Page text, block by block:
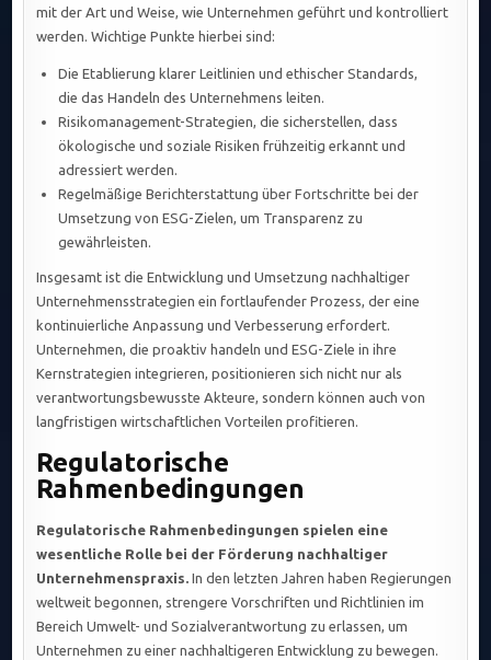
mit der Art und Weise, wie Unternehmen geführt und kontrolliert
werden. Wichtige Punkte hierbei sind:
Die Etablierung klarer Leitlinien und ethischer Standards,
die das Handeln des Unternehmens leiten.
Risikomanagement-Strategien, die sicherstellen, dass
ökologische und soziale Risiken frühzeitig erkannt und
adressiert werden.
Regelmäßige Berichterstattung über Fortschritte bei der
Umsetzung von ESG-Zielen, um Transparenz zu
gewährleisten.
Insgesamt ist die Entwicklung und Umsetzung nachhaltiger
Unternehmensstrategien ein fortlaufender Prozess, der eine
kontinuierliche Anpassung und Verbesserung erfordert.
Unternehmen, die proaktiv handeln und ESG-Ziele in ihre
Kernstrategien integrieren, positionieren sich nicht nur als
verantwortungsbewusste Akteure, sondern können auch von
langfristigen wirtschaftlichen Vorteilen profitieren.
Regulatorische
Rahmenbedingungen
Regulatorische Rahmenbedingungen spielen eine
wesentliche Rolle bei der Förderung nachhaltiger
Unternehmenspraxis. In den letzten Jahren haben Regierungen
weltweit begonnen, strengere Vorschriften und Richtlinien im
Bereich Umwelt- und Sozialverantwortung zu erlassen, um
Unternehmen zu einer nachhaltigeren Entwicklung zu bewegen.